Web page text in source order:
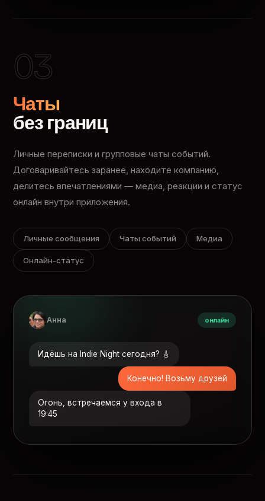
03
Чаты
без границ
Личные переписки и групповые чаты событий.
Договаривайтесь заранее, находите компанию,
делитесь впечатлениями — медиа, реакции и статус
онлайн внутри приложения.
Личные сообщения Чаты событий Медиа
Онлайн-статус
Анна онлайн
Идёшь на Indie Night сегодня? 🎸
Конечно! Возьму друзей
Огонь, встречаемся у входа в
19:45